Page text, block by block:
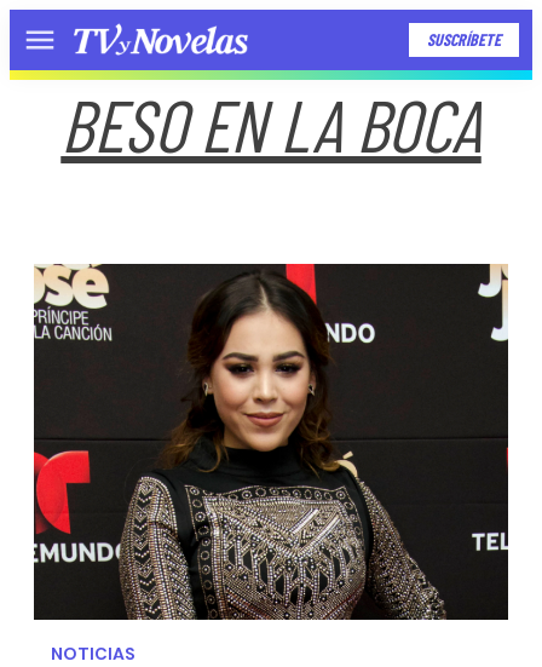
Menú SUSCRÍBETE
BESO EN LA BOCA
NOTICIAS